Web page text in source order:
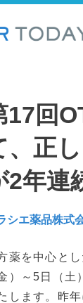
17回
、正
2年連
シエ薬品株式
薬を中心と
金）～5日（
します。昨